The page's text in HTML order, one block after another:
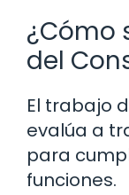
¿Cómo
del
El trabajo
evalúa a
para
funciones.